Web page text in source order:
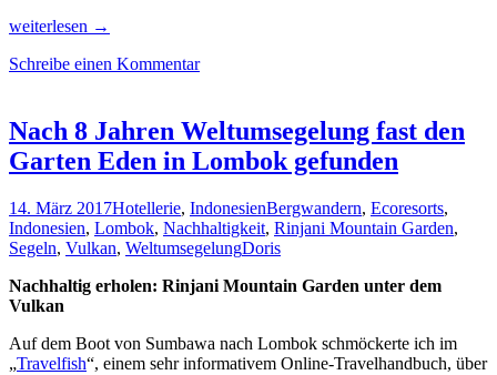
Erholung
mit
in
der
Gili
Eco
Lodge
weiterlesen →
Schreibe einen Kommentar
Nach 8 Jahren Weltumsegelung fast den
Garten Eden in Lombok gefunden
14. März 2017Hotellerie, IndonesienBergwandern, Ecoresorts,
Indonesien, Lombok, Nachhaltigkeit, Rinjani Mountain Garden,
Segeln, Vulkan, WeltumsegelungDoris
Nachhaltig erholen: Rinjani Mountain Garden unter dem
Vulkan
Auf dem Boot von Sumbawa nach Lombok schmöckerte ich im
„Travelfish“, einem sehr informativem Online-Travelhandbuch, über